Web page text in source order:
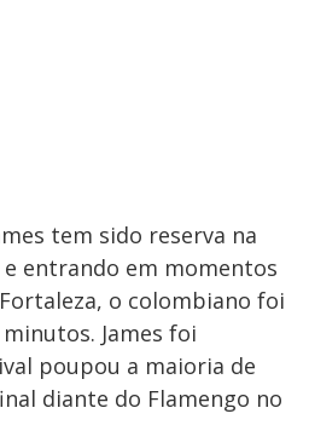
tem sido reserva na
e entrando em momentos
o colombiano foi
James foi
poupou a maioria de
diante do Flamengo no